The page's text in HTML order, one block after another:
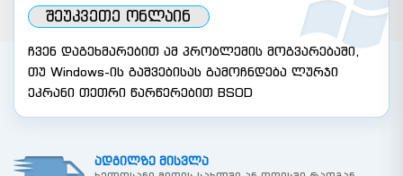
ᲨᲔᲣᲙᲕᲔᲗᲔ ᲝᲜᲚᲐᲘᲜ
ჩვენ დაგეხმარებით ამ პრობლემის მოგვარებაში,
თუ Windows-ის გაშვებისას გამოჩნდება ლურჯი
ეკრანი თეთრი წარწერებით BSOD
ადგილზე მისვლა